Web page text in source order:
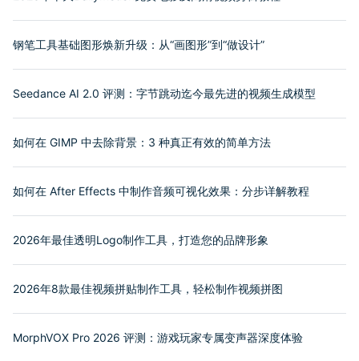
钢笔工具基础图形焕新升级：从“画图形”到“做设计”
Seedance AI 2.0 评测：字节跳动迄今最先进的视频生成模型
如何在 GIMP 中去除背景：3 种真正有效的简单方法
如何在 After Effects 中制作音频可视化效果：分步详解教程
2026年最佳透明Logo制作工具，打造您的品牌形象
2026年8款最佳视频拼贴制作工具，轻松制作视频拼图
MorphVOX Pro 2026 评测：游戏玩家专属变声器深度体验